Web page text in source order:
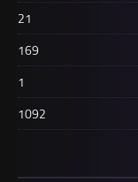
21
169
1
1092